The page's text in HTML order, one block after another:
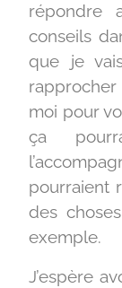
répondre
conseils
que je
moi pour
ça
pourraient
des
exemple.
J’espère